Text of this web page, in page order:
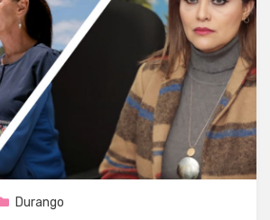
Durango